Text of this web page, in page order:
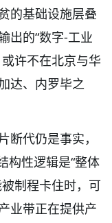
的基础设施层叠
出的“数字-工业
许不在北京与华
达、内罗毕之
断代仍是事实，
构性逻辑是“整体
制程卡住时，可
业带正在提供产